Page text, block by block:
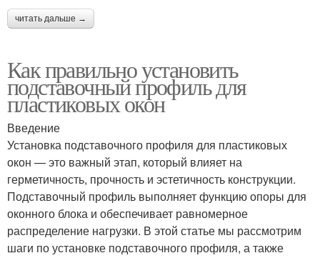
читать дальше →
Как правильно установить
подставочный профиль для
пластиковых окон
Введение
Установка подставочного профиля для пластиковых
окон — это важный этап, который влияет на
герметичность, прочность и эстетичность конструкции.
Подставочный профиль выполняет функцию опоры для
оконного блока и обеспечивает равномерное
распределение нагрузки. В этой статье мы рассмотрим
шаги по установке подставочного профиля, а также